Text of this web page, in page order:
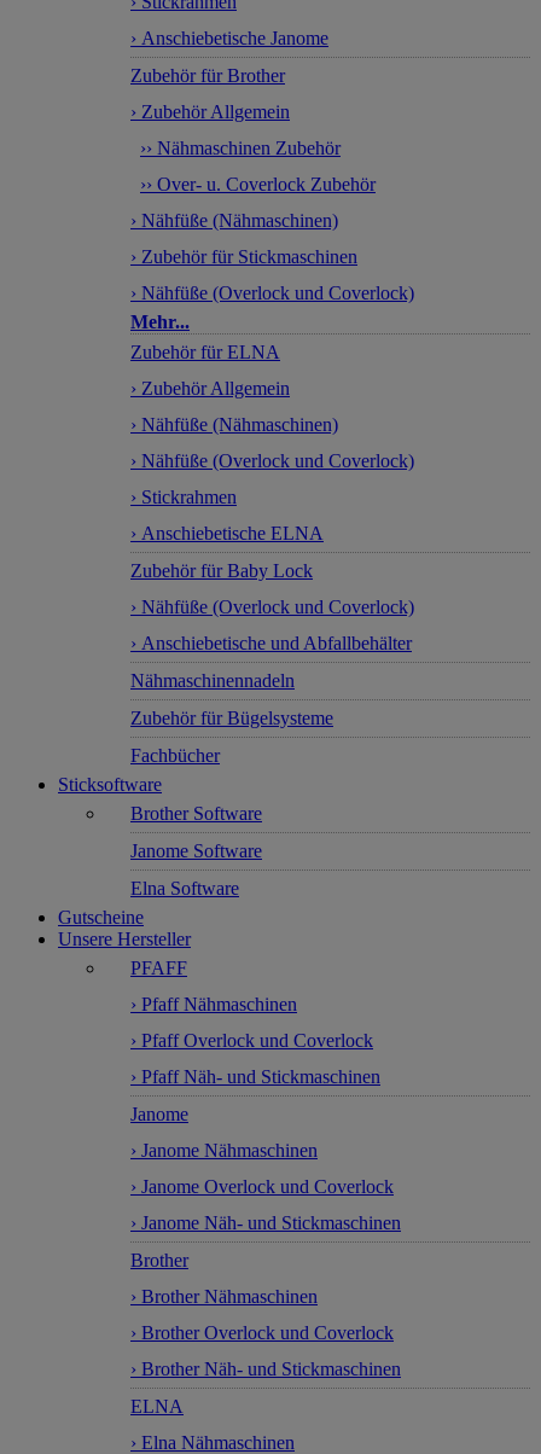
› Anschiebetische Janome
Zubehör für Brother
› Zubehör Allgemein
›› Nähmaschinen Zubehör
›› Over- u. Coverlock Zubehör
› Nähfüße (Nähmaschinen)
› Zubehör für Stickmaschinen
› Nähfüße (Overlock und Coverlock)
Mehr...
Zubehör für ELNA
› Zubehör Allgemein
› Nähfüße (Nähmaschinen)
› Nähfüße (Overlock und Coverlock)
› Stickrahmen
› Anschiebetische ELNA
Zubehör für Baby Lock
› Nähfüße (Overlock und Coverlock)
› Anschiebetische und Abfallbehälter
Nähmaschinennadeln
Zubehör für Bügelsysteme
Fachbücher
Sticksoftware
Brother Software
Janome Software
Elna Software
Gutscheine
Unsere Hersteller
PFAFF
› Pfaff Nähmaschinen
› Pfaff Overlock und Coverlock
› Pfaff Näh- und Stickmaschinen
Janome
› Janome Nähmaschinen
› Janome Overlock und Coverlock
› Janome Näh- und Stickmaschinen
Brother
› Brother Nähmaschinen
› Brother Overlock und Coverlock
› Brother Näh- und Stickmaschinen
ELNA
› Elna Nähmaschinen